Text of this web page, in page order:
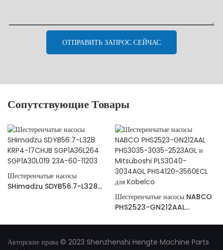
ОТПРАВИТЬ ЗАПРОС СЕЙЧАС
Сопутствующие Товары
Шестеренчатые насосы
SHimadzu SDYB56.7-L328
Шестеренчатые насосы NABCO
PHS2523-GN212AAL
3034AGL PHS4120-3560ECL
Авторские права © 2023 Shenzhenshi Hengte Machine Parts